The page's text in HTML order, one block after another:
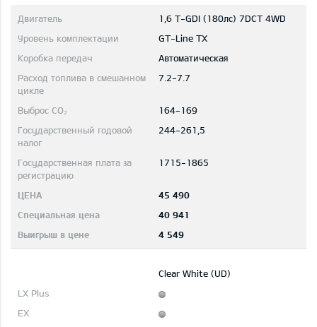
1,6 T-GDI (180лс) 7DCT 4WD
GT-Line TX
Автоматическая
7.2-7.7
164-169
244-261,5
1715-1865
45 490
40 941
4 549
Clear White (UD)